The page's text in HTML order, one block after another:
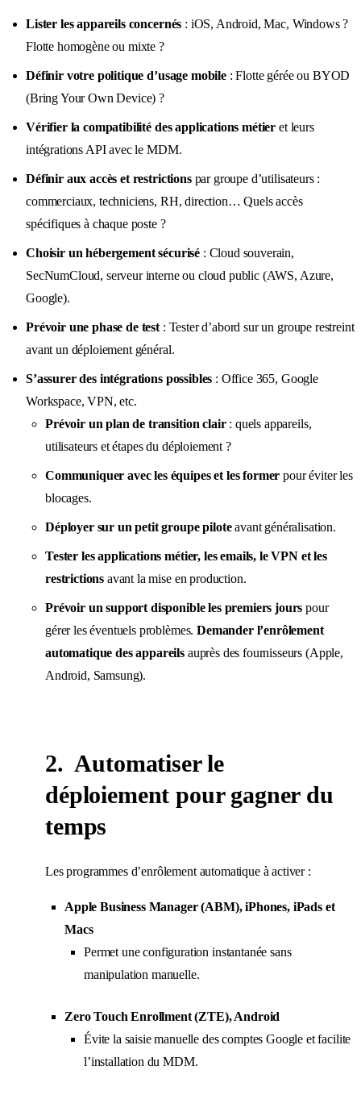
Lister les appareils concernés : iOS, Android, Mac, Windows ?
Flotte homogène ou mixte ?
Définir votre politique d’usage mobile: Flotte gérée ou BYOD
(Bring Your Own Device) ?
Vérifier la compatibilité des applications métier et leurs
intégrations API avec le MDM.
Définir aux accès et restrictionspar groupe d’utilisateurs :
commerciaux, techniciens, RH, direction… Quels accès
spécifiques à chaque poste ?
Choisir un hébergement sécurisé : Cloud souverain,
SecNumCloud, serveur interne ou cloud public (AWS, Azure,
Google).
Prévoir une phase de test : Tester d’abord sur un groupe restreint
avant un déploiement général.
S’assurer des intégrations possibles : Office 365, Google
Workspace, VPN, etc.
Prévoir un plan de transition clair: quels appareils,
utilisateurs et étapes du déploiement ?
Communiquer avec les équipes et les former pour éviter les
blocages.
Déployer sur un petit groupe piloteavant généralisation.
Tester les applications métier, les emails, le VPN et les
restrictions avant la mise en production.
Prévoir un support disponible les premiers jours pour
gérer les éventuels problèmes.Demander l’enrôlement
automatique des appareils auprès des fournisseurs (Apple,
Android, Samsung).
2. Automatiser le
déploiement pour gagner du
temps
Les programmes d’enrôlement automatique à activer :
Apple Business Manager (ABM), iPhones, iPads et
Macs
Permet une configuration instantanée sans
manipulation manuelle.
Zero Touch Enrollment (ZTE), Android
Évite la saisie manuelle des comptes Google et facilite
l’installation du MDM.